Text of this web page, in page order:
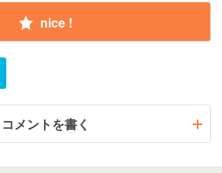
nice !
コメントを書く